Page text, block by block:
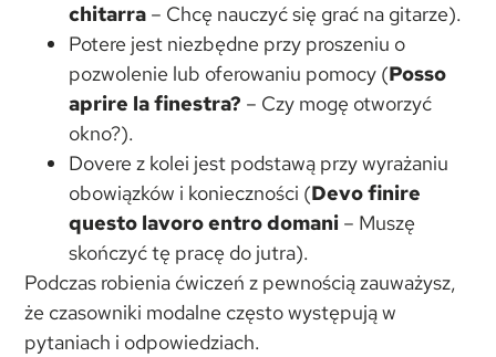
chitarra – Chcę nauczyć się grać na gitarze).
Potere jest niezbędne przy proszeniu o
pozwolenie lub oferowaniu pomocy (Posso
aprire la finestra? – Czy mogę otworzyć
okno?).
Dovere z kolei jest podstawą przy wyrażaniu
obowiązków i konieczności (Devo finire
questo lavoro entro domani – Muszę
skończyć tę pracę do jutra).
Podczas robienia ćwiczeń z pewnością zauważysz,
że czasowniki modalne często występują w
pytaniach i odpowiedziach.